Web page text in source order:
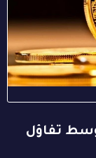
ألف دولار وسط تفاؤل